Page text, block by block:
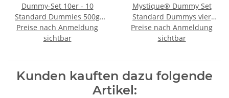
Dummy-Set 10er - 10
Standard Dummies 500g
farblich gemischt
Dummyset
Preise nach Anmeldung
sichtbar
Mystique® Dummy Set
Standard Dummys vier
Farben 4 x 500g 4Stk.
Preise nach Anmeldung
sichtbar
Kunden kauften dazu folgende
Artikel: